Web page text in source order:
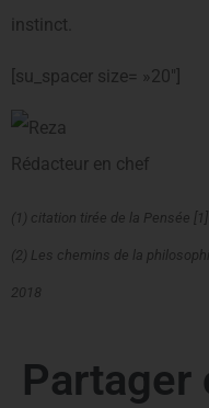
instinct.
[su_spacer size= »20″]
Rédacteur en chef
(1) citation tirée de la Pensée
(2) Les chemins de la
2018
Partager